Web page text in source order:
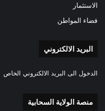
الاستثمار
فضاء المواطن
البريد الالكتروني
الدخول الى البريد الالكتروني الخاص
منصة الولاية السحابية